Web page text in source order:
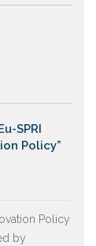
SPRI
Policy”
Policy
by